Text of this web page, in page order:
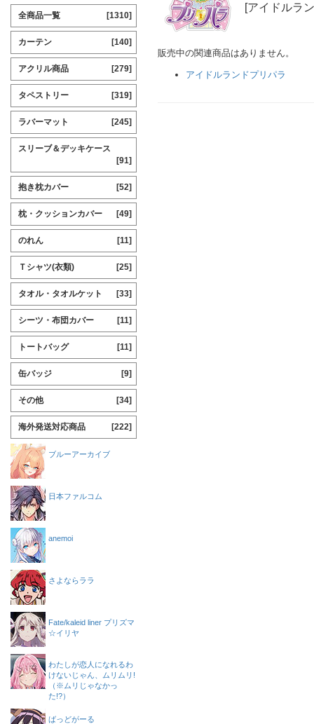
[アイドルラ
販売中の関連商品はありません。
アイドルランドプリパラ
全商品一覧 [1310]
カーテン [140]
アクリル商品 [279]
タペストリー [319]
ラバーマット [245]
スリーブ＆デッキケース
[91]
抱き枕カバー [52]
枕・クッションカバー [49]
のれん [11]
Ｔシャツ(衣類) [25]
タオル・タオルケット [33]
シーツ・布団カバー [11]
トートバッグ [11]
缶バッジ [9]
その他 [34]
海外発送対応商品 [222]
ブルーアーカイブ
日本ファルコム
anemoi
さよならララ
Fate/kaleid liner プリズマ
☆イリヤ
わたしが恋人になれるわ
けないじゃん、ムリムリ!
（※ムリじゃなかっ
た!?）
ばっどがーる